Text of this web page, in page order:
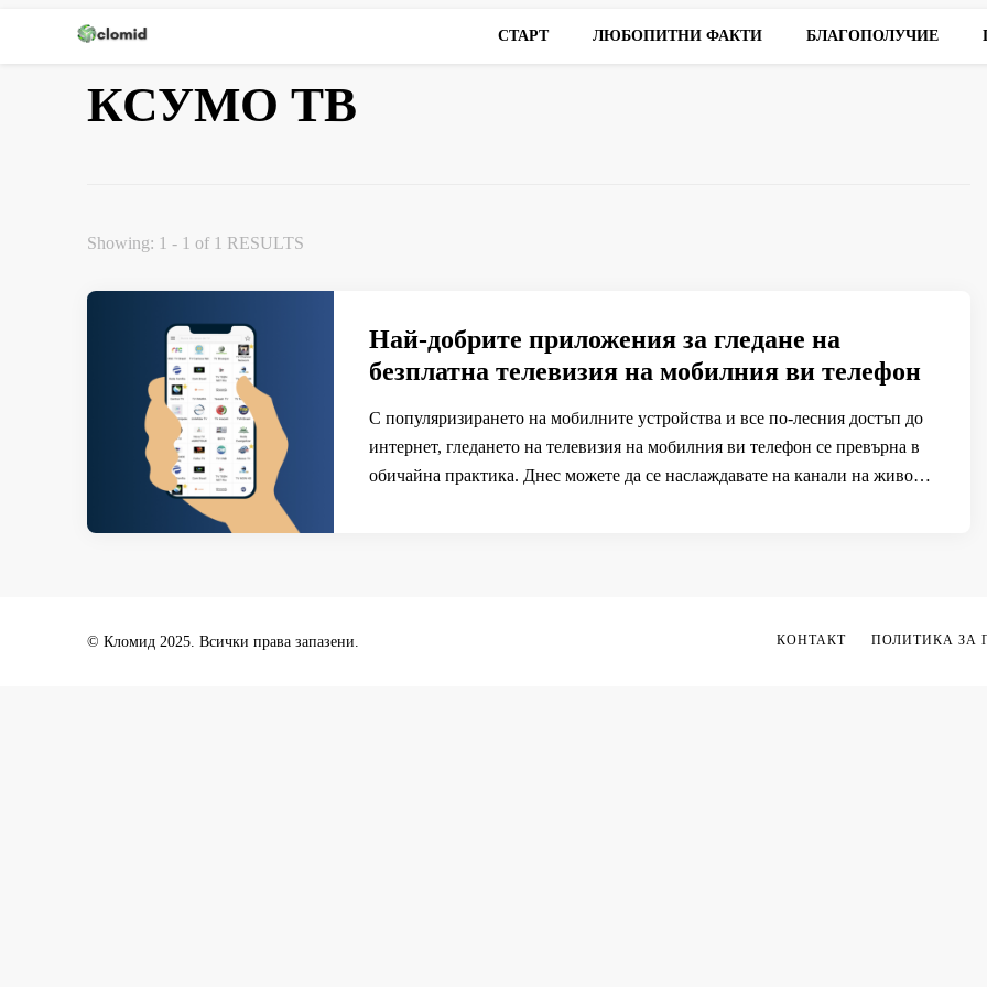
СТАРТ ЛЮБОПИТНИ ФАКТИ БЛАГОПОЛУЧИЕ
КСУМО ТВ
Showing: 1 - 1 of 1 RESULTS
Най-добрите приложения за гледане на
безплатна телевизия на мобилния ви телефон
С популяризирането на мобилните устройства и все по-лесния достъп до
интернет, гледането на телевизия на мобилния ви телефон се превърна в
обичайна практика. Днес можете да се наслаждавате на канали на живо…
© Кломид 2025. Всички права запазени. КОНТАКТ ПОЛИТИКА ЗА